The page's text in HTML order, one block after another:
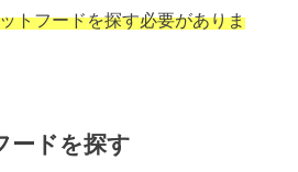
トフードを探す必要がありま
ードを探す